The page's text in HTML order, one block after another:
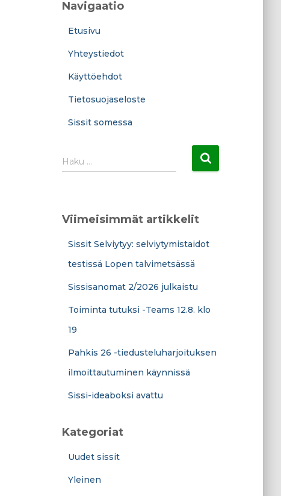
Navigaatio
Etusivu
Yhteystiedot
Käyttöehdot
Tietosuojaseloste
Sissit somessa
H
a
Haku …
Viimeisimmät artikkelit
Sissit Selviytyy: selviytymistaidot
testissä Lopen talvimetsässä
Sissisanomat 2/2026 julkaistu
Toiminta tutuksi -Teams 12.8. klo
19
Pahkis 26 -tiedusteluharjoituksen
ilmoittautuminen käynnissä
Sissi-ideaboksi avattu
Kategoriat
Uudet sissit
Yleinen